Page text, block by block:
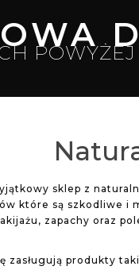
sklep z
które są szkodliwe i
zapachy oraz
zasługują produkty